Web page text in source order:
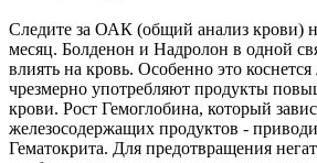
Следите за ОАК (общий анализ крови)
месяц. Болденон и Надролон в одной
влиять на кровь. Особенно это
чрезмерно употребляют продукты
крови. Рост Гемоглобина, который
железосодержащих продуктов -
Гематокрита. Для предотвращения